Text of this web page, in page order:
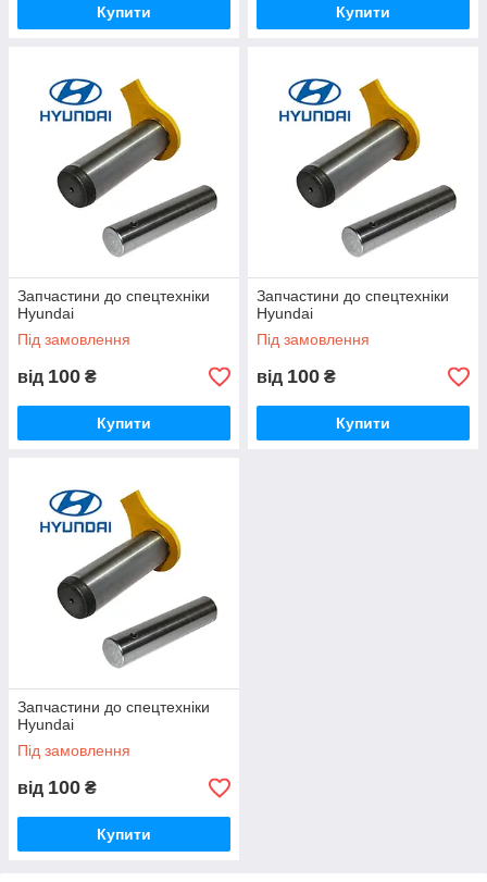
Купити Купити
Запчастини до спецтехніки
Hyundai
Під замовлення
від 100 ₴
Купити
Запчастини до спецтехніки
Hyundai
Під замовлення
від 100 ₴
Купити
Запчастини до спецтехніки
Hyundai
Під замовлення
від 100 ₴
Купити